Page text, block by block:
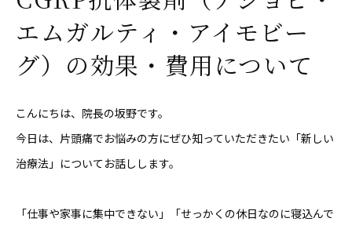
エムガルティ・アイモビー
グ）の効果・費用について
こんにちは、院長の坂野です。
今日は、片頭痛でお悩みの方にぜひ知っていただきたい「新しい
治療法」についてお話しします。
「仕事や家事に集中できない」「せっかくの休日なのに寝込んで